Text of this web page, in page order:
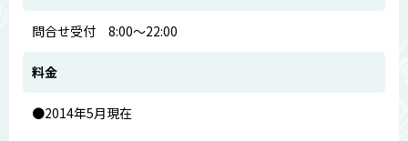
問合せ受付 8:00～22:00
料金
●2014年5月現在